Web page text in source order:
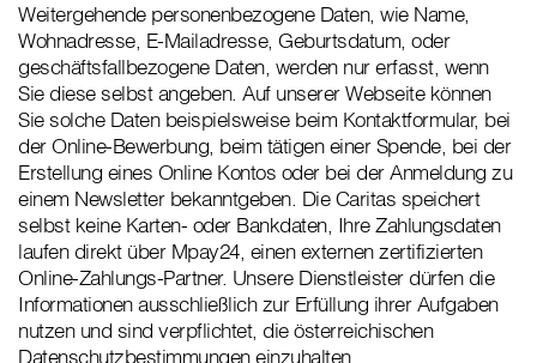
Weitergehende personenbezogene Daten, wie Name,
Wohnadresse, E-Mailadresse, Geburtsdatum, oder
geschäftsfallbezogene Daten, werden nur erfasst, wenn
Sie diese selbst angeben. Auf unserer Webseite können
Sie solche Daten beispielsweise beim Kontaktformular, bei
der Online-Bewerbung, beim tätigen einer Spende, bei der
Erstellung eines Online Kontos oder bei der Anmeldung zu
einem Newsletter bekanntgeben. Die Caritas speichert
selbst keine Karten- oder Bankdaten, Ihre Zahlungsdaten
laufen direkt über Mpay24, einen externen zertifizierten
Online-Zahlungs-Partner. Unsere Dienstleister dürfen die
Informationen ausschließlich zur Erfüllung ihrer Aufgaben
nutzen und sind verpflichtet, die österreichischen
Datenschutzbestimmungen einzuhalten.